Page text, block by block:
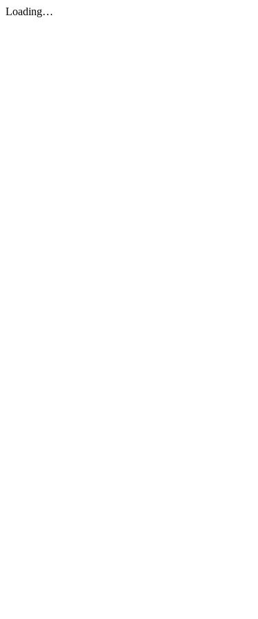
Loading…